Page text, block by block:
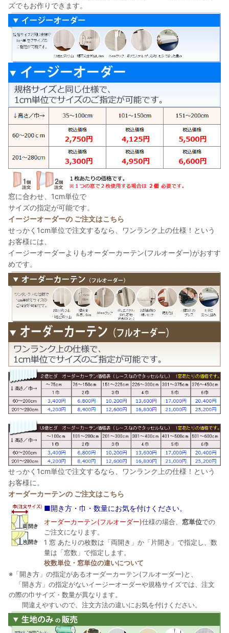
ズでもお作りできます。
窓に合わせ、1cm単位で
サイズの指定が可能です。
イージーオーダーの ご注文はこちら
せっかく1cm単位で注文するなら、ワンランク上の仕様！という
お客様には、
イージーオーダーよりもオーダーカーテン(フルオーダー)がおすす
めです。
せっかく1cm単位で注文するなら、ワンランク上の仕様！という
お客様に。
オーダーカーテンの ご注文はこちら
■開き方・巾・数量にお気を付けください。
オーダーカーテン(フルオーダー)仕様の場合、 窓単位での
ご注文になります。
1 窓 あたりの枚数は「両開き」か「片開き」で指定し、数
量は「窓数」で指定します。
枚数単位・窓単位の違いについて
※「開き方」の指定があるオーダーカーテン(フルオーダー)と、
「開き方」の指定がないイージーオーダーや規格サイズでは、注文
の際の巾サイズ・数量が異なります。
間違えやすいので、注文方法の違いにお気を付けください。